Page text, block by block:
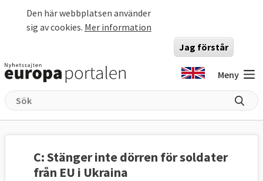
Den här webbplatsen använder
sig av cookies. Mer information
Jag förstår
Meny
C: Stänger inte dörren för soldater
från EU i Ukraina